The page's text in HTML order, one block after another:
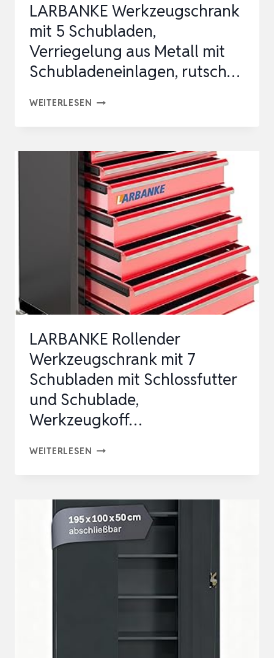
LARBANKE Werkzeugschrank
mit 5 Schubladen,
Verriegelung aus Metall mit
Schubladeneinlagen, rutsch…
WEITERLESEN LARBANKE
5
SCHUBLADEN,
VERRIEGELUNG
AUS
METALL
MIT
SCHUBLADENEINLAGEN,
RUTSCH…
LARBANKE Rollender
Werkzeugschrank mit 7
Schubladen mit Schlossfutter
und Schublade,
Werkzeugkoff…
WEITERLESEN LARBANKE
MIT
7
SCHUBLADEN
WERKZEUGKOFF…